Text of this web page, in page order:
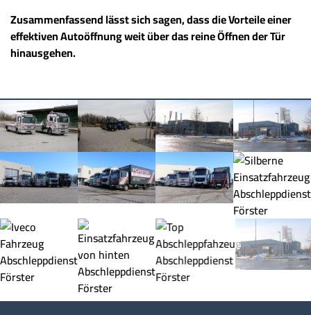
Zusammenfassend lässt sich sagen, dass die Vorteile einer
effektiven Autoöffnung weit über das reine Öffnen der Tür
hinausgehen.